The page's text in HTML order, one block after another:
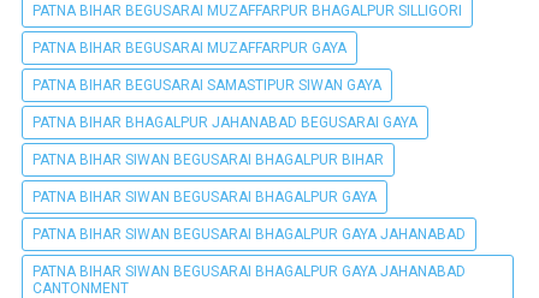
PATNA BIHAR BEGUSARAI MUZAFFARPUR BHAGALPUR SILLIGORI
PATNA BIHAR BEGUSARAI MUZAFFARPUR GAYA
PATNA BIHAR BEGUSARAI SAMASTIPUR SIWAN GAYA
PATNA BIHAR BHAGALPUR JAHANABAD BEGUSARAI GAYA
PATNA BIHAR SIWAN BEGUSARAI BHAGALPUR BIHAR
PATNA BIHAR SIWAN BEGUSARAI BHAGALPUR GAYA
PATNA BIHAR SIWAN BEGUSARAI BHAGALPUR GAYA JAHANABAD
PATNA BIHAR SIWAN BEGUSARAI BHAGALPUR GAYA JAHANABAD
CANTONMENT